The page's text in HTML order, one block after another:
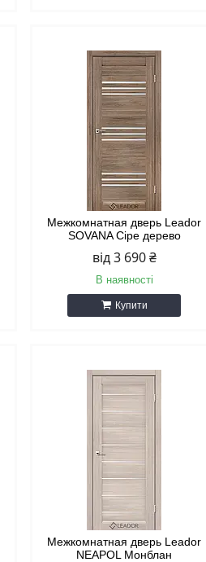
Межкомнатная дверь Leador
SOVANA Сіре дерево
від 3 690 ₴
В наявності
Купити
Межкомнатная дверь Leador
NEAPOL Монблан